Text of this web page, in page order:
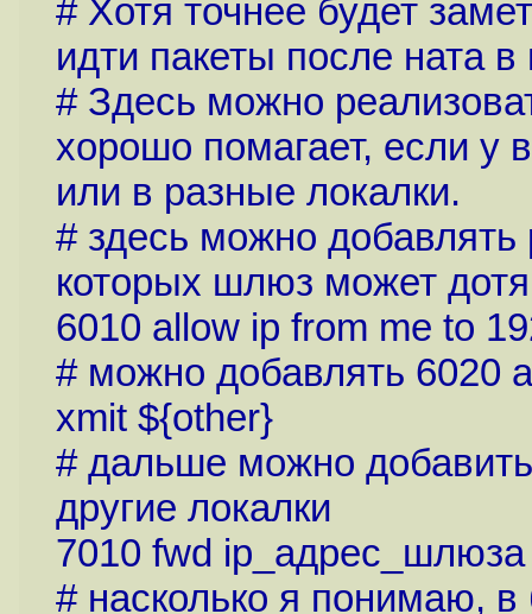
# Хотя точнее будет
идти пакеты после ната в
# Здесь можно
хорошо помагает, если у
или в разные локалки.
# здесь можно
которых шлюз может
6010 allow ip from me to
# можно добавлять 6020
xmit ${other}
# дальше можно
другие локалки
7010 fwd
# насколько я понимаю,